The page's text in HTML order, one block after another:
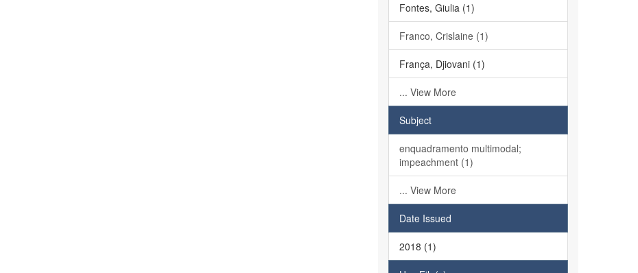
Fontes, Giulia (1)
Franco, Crislaine (1)
França, Djiovani (1)
... View More
Subject
enquadramento multimodal;
impeachment (1)
... View More
Date Issued
2018 (1)